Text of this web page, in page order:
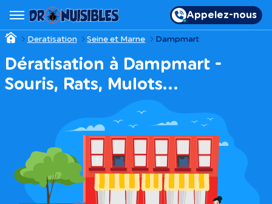
Appelez-nous
Deratisation Seine et Marne Dampmart
Dératisation à Dampmart -
Souris, Rats, Mulots…